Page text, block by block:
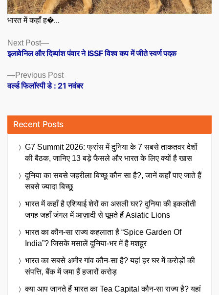
भारत में कहाँ ह�...
Posts
navigation
Previous PostPrevious
post:
वर्ल्ड फिलॉस्पी डे : 21 नवंबर
Next Post
Next
post:
इलावेनिल और दिव्यांश पंवार ने ISSF विश्व कप में जीते स्वर्ण पदक
Recent Posts
G7 Summit 2026: फ्रांस में दुनिया के 7 सबसे ताकतवर देशों
की बैठक, जानिए 13 बड़े फैसले और भारत के लिए क्यों है खास
दुनिया का सबसे जहरीला बिच्छू कौन सा है?, जानें कहाँ पाए जाते हैं
सबसे ज्यादा बिच्छू
भारत में कहाँ है एशियाई शेरों का असली घर? दुनिया की इकलौती
जगह जहाँ जंगल में आज़ादी से घूमते हैं Asiatic Lions
भारत का कौन-सा राज्य कहलाता है “Spice Garden Of
India”? जिसके मसालें दुनिया-भर में है मशहूर
भारत का सबसे अमीर गांव कौन-सा है? यहां हर घर में करोड़ों की
संपत्ति, बैंक में जमा हैं हजारों करोड़
क्या आप जानते हैं भारत का Tea Capital कौन-सा राज्य है? यहां